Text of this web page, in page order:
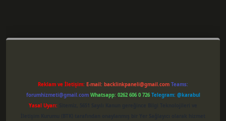
Reklam ve İletişim: E-mail: backlinkpaneli@gmail.com Teams:
forumhizmeti@gmail.com Whatsapp: 0262 606 0 726 Telegram: @karabul
Yasal Uyarı: